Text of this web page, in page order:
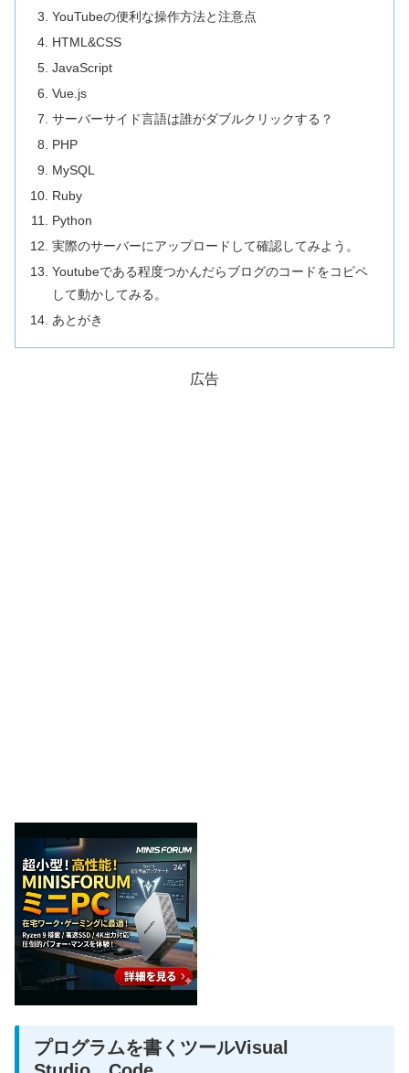
YouTubeの便利な操作方法と注意点
HTML&CSS
JavaScript
Vue.js
サーバーサイド言語は誰がダブルクリックする？
PHP
MySQL
Ruby
Python
実際のサーバーにアップロードして確認してみよう。
Youtubeである程度つかんだらブログのコードをコピペ
して動かしてみる。
あとがき
広告
プログラムを書くツールVisual